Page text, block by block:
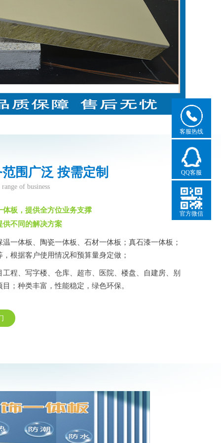
围广泛 按需定制
of business
体板，提供全方位业务支撑
供不同的解决方案
一体板、陶瓷一体板、石材一体板；真石漆一体板；
根据客户使用情况和预算量身定做；
工程、写字楼、仓库、超市、医院、楼盘、自建房、别
；种类丰富，性能稳定，绿色环保。
客服热线
QQ客服
官方微信